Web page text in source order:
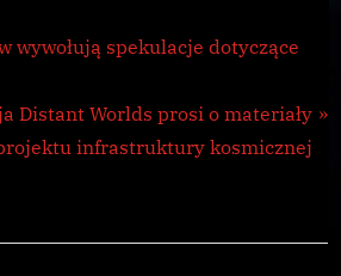
wywołują spekulacje dotyczące
Distant Worlds prosi o materiały
infrastruktury kosmicznej